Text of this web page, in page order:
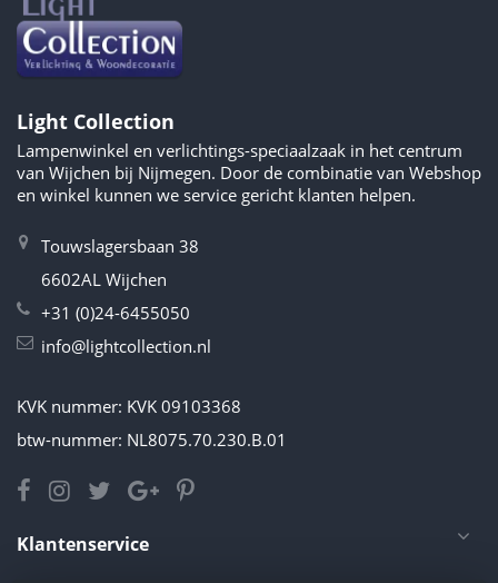
Light Collection
Lampenwinkel en verlichtings-speciaalzaak in het centrum
van Wijchen bij Nijmegen. Door de combinatie van Webshop
en winkel kunnen we service gericht klanten helpen.
Touwslagersbaan 38
6602AL Wijchen
+31 (0)24-6455050
info@lightcollection.nl
KVK nummer: KVK 09103368
btw-nummer: NL8075.70.230.B.01
Klantenservice